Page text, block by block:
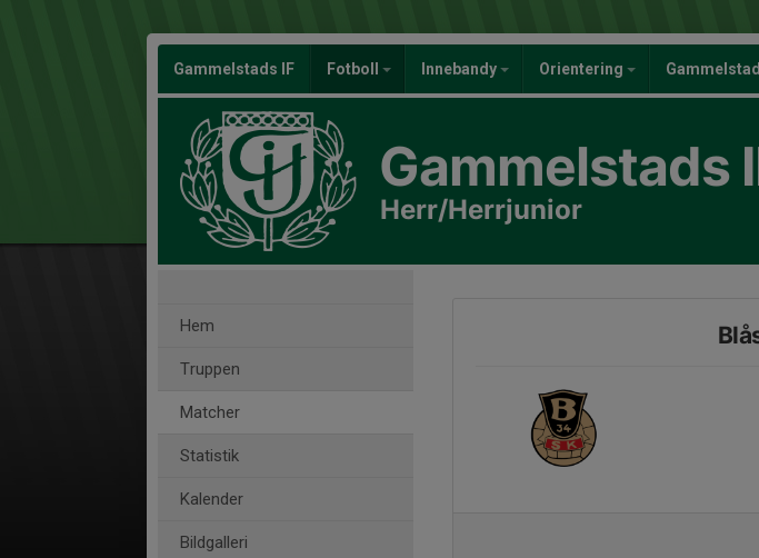
Gammelstads IF Fotboll Innebandy Orientering
Gammelstads
Herr/Herrjunior
Hem
Truppen
Matcher
Statistik
Kalender
Bildgalleri